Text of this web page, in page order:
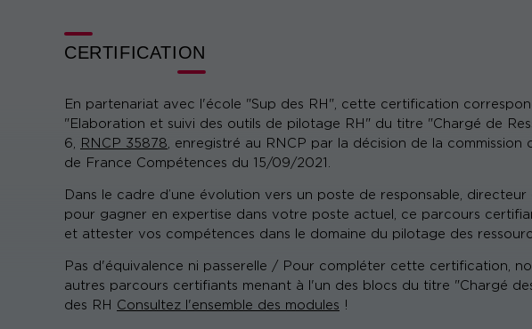
CERTIFICATION
En partenariat avec l'école "Sup des RH", cette certification
"Elaboration et suivi des outils de pilotage RH" du titre "Chargé de
6,
RNCP 35878 , enregistré au RNCP par la décision de la
de France Compétences du 15/09/2021.
Dans le cadre d’une évolution vers un poste de responsable, directeur
pour gagner en expertise dans votre poste actuel, ce parcours
et attester vos compétences dans le domaine du pilotage des
Pas d'équivalence ni passerelle / Pour compléter cette certification,
autres parcours certifiants menant à l'un des blocs du titre "Chargé
des RH Consultez l'ensemble des modules !